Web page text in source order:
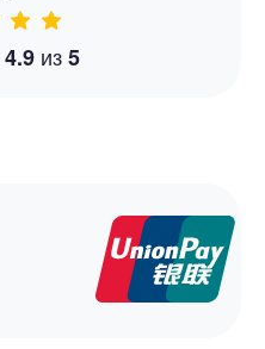
4.9 из5